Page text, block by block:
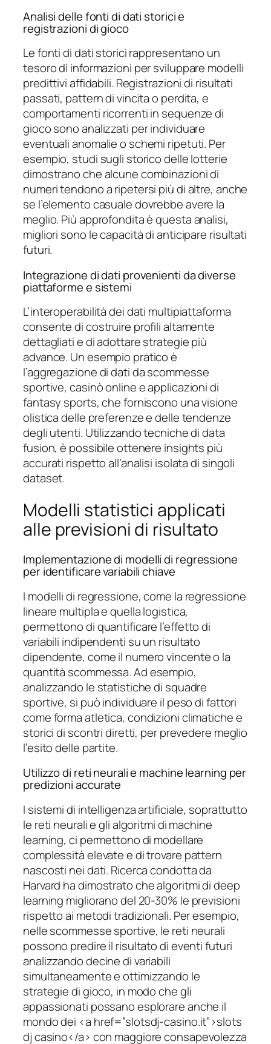
Analisi delle fonti di dati storici e
registrazioni di gioco
Le fonti di dati storici rappresentano un
tesoro di informazioni per sviluppare modelli
predittivi affidabili. Registrazioni di risultati
passati, pattern di vincita o perdita, e
comportamenti ricorrenti in sequenze di
gioco sono analizzati per individuare
eventuali anomalie o schemi ripetuti. Per
esempio, studi sugli storico delle lotterie
dimostrano che alcune combinazioni di
numeri tendono a ripetersi più di altre, anche
se l’elemento casuale dovrebbe avere la
meglio. Più approfondita è questa analisi,
migliori sono le capacità di anticipare risultati
futuri.
Integrazione di dati provenienti da diverse
piattaforme e sistemi
L’interoperabilità dei dati multipiattaforma
consente di costruire profili altamente
dettagliati e di adottare strategie più
advance. Un esempio pratico è
l’aggregazione di dati da scommesse
sportive, casinò online e applicazioni di
fantasy sports, che forniscono una visione
olistica delle preferenze e delle tendenze
degli utenti. Utilizzando tecniche di data
fusion, è possibile ottenere insights più
accurati rispetto all’analisi isolata di singoli
dataset.
Modelli statistici applicati
alle previsioni di risultato
Implementazione di modelli di regressione
per identificare variabili chiave
I modelli di regressione, come la regressione
lineare multipla e quella logistica,
permettono di quantificare l’effetto di
variabili indipendenti su un risultato
dipendente, come il numero vincente o la
quantità scommessa. Ad esempio,
analizzando le statistiche di squadre
sportive, si può individuare il peso di fattori
come forma atletica, condizioni climatiche e
storici di scontri diretti, per prevedere meglio
l’esito delle partite.
Utilizzo di reti neurali e machine learning per
predizioni accurate
I sistemi di intelligenza artificiale, soprattutto
le reti neurali e gli algoritmi di machine
learning, ci permettono di modellare
complessità elevate e di trovare pattern
nascosti nei dati. Ricerca condotta da
Harvard ha dimostrato che algoritmi di deep
learning migliorano del 20-30% le previsioni
rispetto ai metodi tradizionali. Per esempio,
nelle scommesse sportive, le reti neurali
possono predire il risultato di eventi futuri
analizzando decine di variabili
simultaneamente e ottimizzando le
strategie di gioco, in modo che gli
appassionati possano esplorare anche il
mondo dei <a href=”slotsdj-casino.it”>slots
dj casino</a> con maggiore consapevolezza